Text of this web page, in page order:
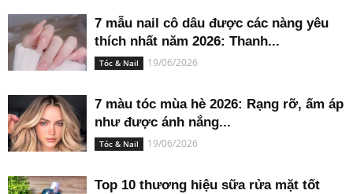
7 mẫu nail cô dâu được các nàng yêu
thích nhất năm 2026: Thanh...
Tóc & Nail 19/06/2026
7 màu tóc mùa hè 2026: Rạng rỡ, ấm áp
như được ánh nắng...
Tóc & Nail 19/06/2026
Top 10 thương hiệu sữa rửa mặt tốt